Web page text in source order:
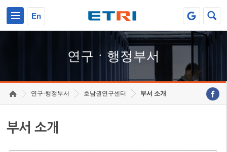
En
연구ㆍ행정부서
연구·행정부서 호남권연구센터 부서 소개
부서 소개